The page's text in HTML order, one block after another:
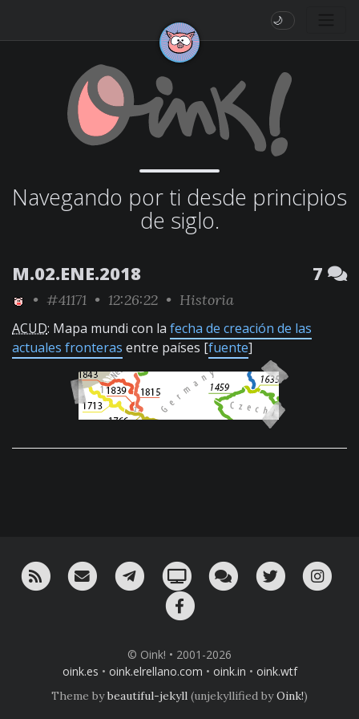
🌙
Navegando por ti desde principios
de siglo.
M.02.ENE.2018 7
• #41171 • 12:26:22 • Historia
ACUD: Mapa mundi con la fecha de creación de las
actuales fronteras entre países [fuente]
RSS ¡Mándame un email!¡Nuestro canal en Telegram!
Oink! TV Charla con nosotros
Twitter
© Oink! • 2001-2026
oink.es • oink.elrellano.com • oink.in • oink.wtf
Theme bybeautiful-jekyll (unjekyllified byOink!)